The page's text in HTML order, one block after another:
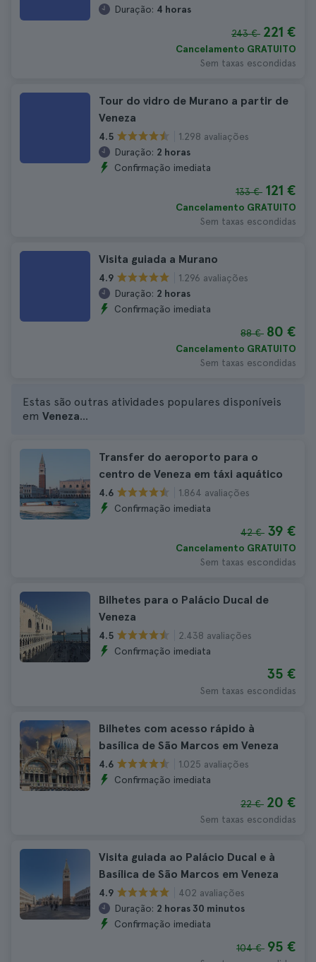
Duração: 4 horas
243 € 221 €
Cancelamento GRATUITO
Sem taxas escondidas
Tour do vidro de Murano a partir de
Veneza
4.5
1.298 avaliações
Duração: 2 horas
Confirmação imediata
133 € 121 €
Cancelamento GRATUITO
Sem taxas escondidas
Visita guiada a Murano
4.9
1.296 avaliações
Duração: 2 horas
Confirmação imediata
88 € 80 €
Cancelamento GRATUITO
Sem taxas escondidas
Estas são outras atividades populares disponíveis
em Veneza...
Transfer do aeroporto para o
centro de Veneza em táxi aquático
4.6
1.864 avaliações
Confirmação imediata
42 € 39 €
Cancelamento GRATUITO
Sem taxas escondidas
Bilhetes para o Palácio Ducal de
Veneza
4.5
2.438 avaliações
Confirmação imediata
35 €
Sem taxas escondidas
Bilhetes com acesso rápido à
basílica de São Marcos em Veneza
4.6
1.025 avaliações
Confirmação imediata
22 € 20 €
Sem taxas escondidas
Visita guiada ao Palácio Ducal e à
Basílica de São Marcos em Veneza
4.9
402 avaliações
Duração: 2 horas 30 minutos
Confirmação imediata
104 € 95 €